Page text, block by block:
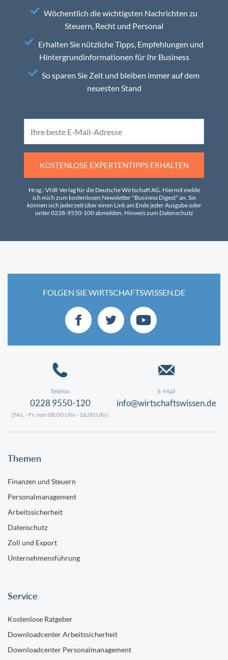
Wöchentlich die wichtigsten Nachrichten zu
Steuern, Recht und Personal
Erhalten Sie nützliche Tipps, Empfehlungen und
Hintergrundinformationen für Ihr Business
So sparen Sie Zeit und bleiben immer auf dem
neuesten Stand
KOSTENLOSE EXPERTENTIPPS ERHALTEN
Hrsg.: VNR Verlag für die Deutsche Wirtschaft AG. Hiermit melde
ich mich zum kostenlosen Newsletter "Business Digest" an. Sie
können sich jederzeit über einen Link am Ende jeder Ausgabe oder
unter 0228-9550-100 abmelden. Hinweis zum Datenschutz
FOLGEN SIE WIRTSCHAFTSWISSEN.DE
Telefon
0228 9550-120
(Mo. - Fr. von 08:00 Uhr - 16:00 Uhr)
E-Mail
info@wirtschaftswissen.de
Themen
Finanzen und Steuern
Personalmanagement
Arbeitssicherheit
Datenschutz
Zoll und Export
Unternehmensführung
Service
Kostenlose Ratgeber
Downloadcenter Arbeitssicherheit
Downloadcenter Personalmanagement